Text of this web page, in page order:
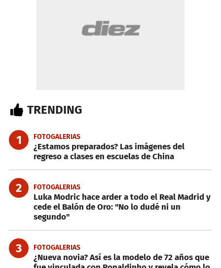
TRENDING
1 FOTOGALERIAS
¿Estamos preparados? Las imágenes del
regreso a clases en escuelas de China
2 FOTOGALERIAS
Luka Modric hace arder a todo el Real Madrid y
cede el Balón de Oro: "No lo dudé ni un
segundo"
3 FOTOGALERIAS
¿Nueva novia? Así es la modelo de 72 años que